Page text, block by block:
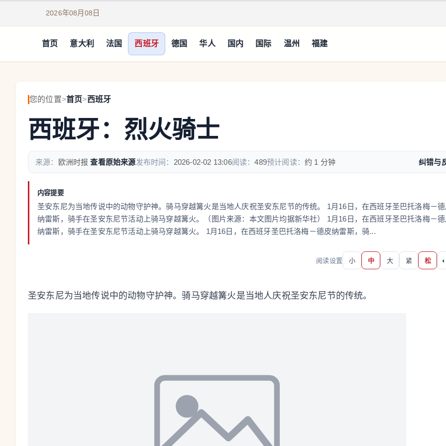
2026年08月08日
首页 意大利 法国 西班牙 德国 华人 国内 国际 温州 福建
您的位置>首页>西班牙
西班牙：烈火骑士
来源： 欧洲时报 查看原始来源发布时间： 2026-02-02 13:06阅读：489预计阅读：约 1 分钟 纠错与
内容提要
圣安东尼为当地传说中的动物守护神。骑马穿越篝火是当地人庆祝圣安东尼节的传统。 1月16日，在西班牙圣巴托洛梅－
纳雷斯，骑手在圣安东尼节活动上骑马穿越篝火。（图片来源：本文图片均据新华社） 1月16日，在西班牙圣巴托洛梅－
纳雷斯，骑手在圣安东尼节活动上骑马穿越篝火。 1月16日，在西班牙圣巴托洛梅－德皮纳雷斯，骑...
阅读设置 小 中 大 紧 松 ◐
圣安东尼为当地传说中的动物守护神。骑马穿越篝火是当地人庆祝圣安东尼节的传统。